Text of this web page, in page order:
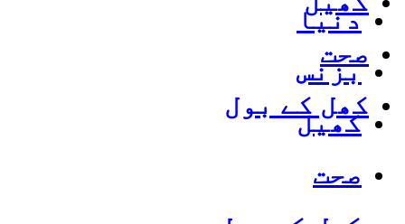
دنیا
بزنس
کھیل
صحت
صحت
کھل کے بول